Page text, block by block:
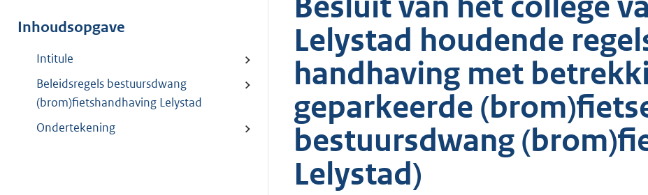
Inhoudsopgave
Intitule
Beleidsregels bestuursdwang
(brom)fietshandhaving Lelystad
Ondertekening
Lelystad houdende
handhaving met
geparkeerde
bestuursdwang
Lelystad)